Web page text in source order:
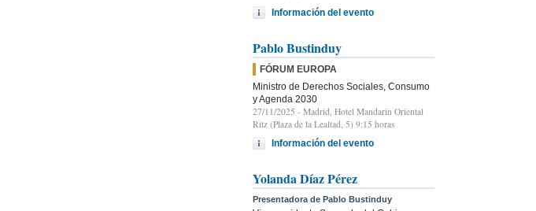
Información del evento
Pablo Bustinduy
FÓRUM EUROPA
Ministro de Derechos Sociales, Consumo
y Agenda 2030
27/11/2025 - Madrid, Hotel Mandarin Oriental
Ritz (Plaza de la Lealtad, 5) 9:15 horas
Información del evento
Yolanda Díaz Pérez
Presentadora de Pablo Bustinduy